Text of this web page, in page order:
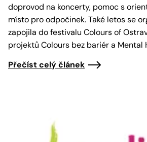
doprovod na koncerty, pomoc s
místo pro odpočinek. Také letos se
zapojila do festivalu Colours of
projektů Colours bez bariér a Mental
Přečíst celý článek